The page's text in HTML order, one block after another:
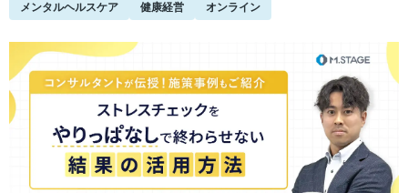
メンタルヘルスケア 健康経営 オンライン